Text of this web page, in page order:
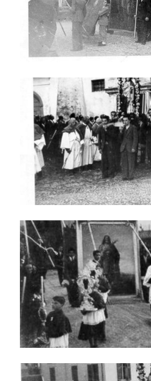
Trasporto delle sacre immagini dalla
Trasporto delle sacre immagini dalla
Trasporto delle sacre immagini dalla